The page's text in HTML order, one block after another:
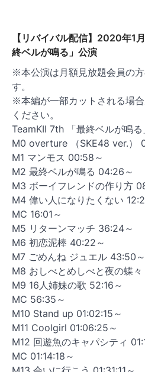
【リバイバル配信】2020年1
終ベルが鳴る」公演
※本公演は月額見放題会員の
す。
※本編が一部カットされる場
ください。
TeamKII 7th 「最終ベルが鳴る
M0 overture （SKE48 ver.）
M1 マンモス 00:58～
M2 最終ベルが鳴る 04:26～
M3 ボーイフレンドの作り方
M4 偉い人になりたくない
MC 16:01～
M5 リターンマッチ 36:24～
M6 初恋泥棒 40:22～
M7 ごめんね ジュエル 43:50～
M8 おしべとめしべと夜の蝶
M9 16人姉妹の歌 52:16～
MC 56:35～
M10 Stand up 01:02:15～
M11 Coolgirl 01:06:25～
M12 回遊魚のキャパシティ
MC 01:14:18～